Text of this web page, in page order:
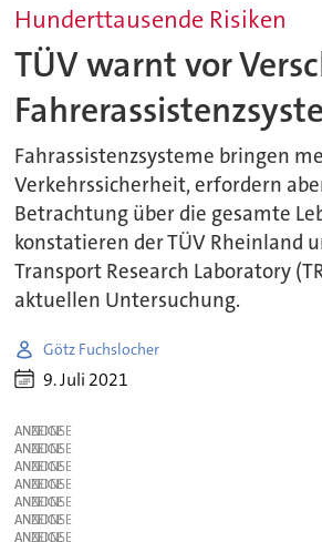
Hunderttausende Risiken
TÜV warnt vor
Fahrassistenzsysteme bringen
Verkehrssicherheit, erfordern
Betrachtung über die gesamte
konstatieren der TÜV Rheinland
Transport Research Laboratory
aktuellen Untersuchung.
Götz Fuchslocher
9. Juli 2021
ANZEIGE
ANZEIGE
ANZEIGE
ANZEIGE
ANZEIGE
ANZEIGE
ANZEIGE